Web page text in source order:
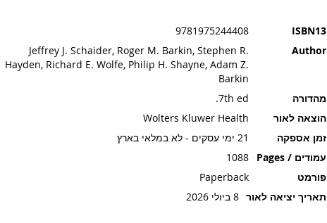
ISBN13
9781975244408
Author
Jeffrey J. Schaider, Roger M. Barkin, Stephen R.
Hayden, Richard E. Wolfe, Philip H. Shayne, Adam Z.
Barkin
מהדורה
7th ed.
הוצאה לאור
Wolters Kluwer Health
זמן אספקה
21 ימי עסקים - לא במלאי בארץ
עמודים / Pages
1088
פורמט
Paperback
תאריך יציאה לאור 8 ביולי 2026